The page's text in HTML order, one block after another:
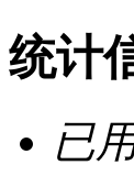
统计
已